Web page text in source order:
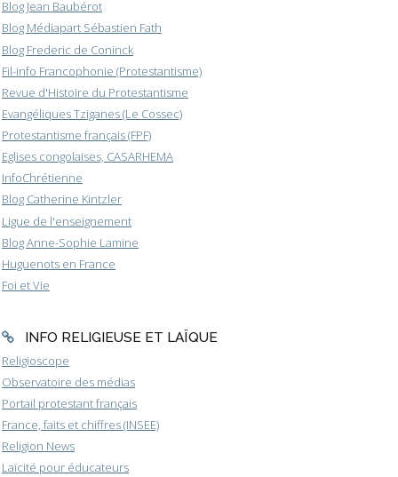
Blog Jean Baubérot
Blog Médiapart Sébastien Fath
Blog Frederic de Coninck
Fil-info Francophonie (Protestantisme)
Revue d'Histoire du Protestantisme
Evangéliques Tziganes (Le Cossec)
Protestantisme français (FPF)
Eglises congolaises, CASARHEMA
InfoChrétienne
Blog Catherine Kintzler
Ligue de l'enseignement
Blog Anne-Sophie Lamine
Huguenots en France
Foi et Vie
INFO RELIGIEUSE ET LAÏQUE
Religioscope
Observatoire des médias
Portail protestant français
France, faits et chiffres (INSEE)
Religion News
Laïcité pour éducateurs